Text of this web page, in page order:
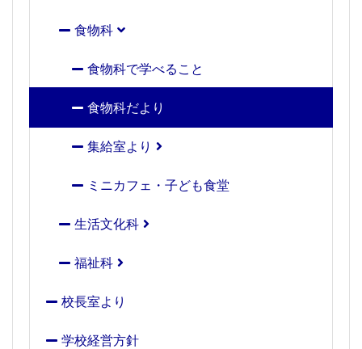
食物科
食物科で学べること
食物科だより
集給室より
ミニカフェ・子ども食堂
生活文化科
福祉科
校長室より
学校経営方針